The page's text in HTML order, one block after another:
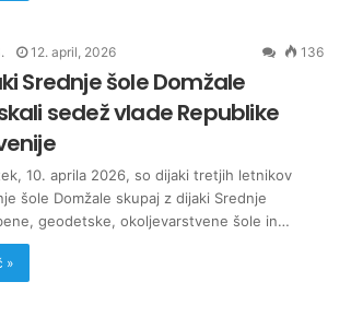
12. april, 2026 136
Srednje šole Domžale
sedež vlade Republike
10. aprila 2026, so dijaki tretjih letnikov
šole Domžale skupaj z dijaki Srednje
geodetske, okoljevarstvene šole in…
»